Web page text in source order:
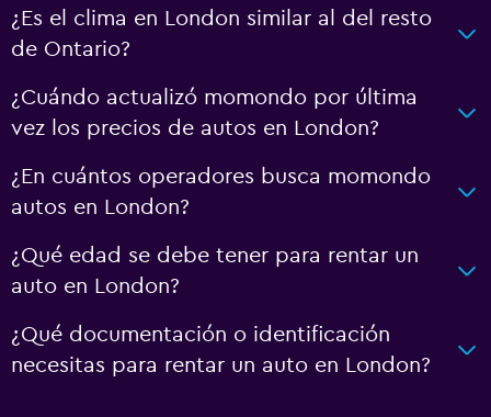
¿Es el clima en London similar al del resto
de Ontario?
¿Cuándo actualizó momondo por última
vez los precios de autos en London?
¿En cuántos operadores busca momondo
autos en London?
¿Qué edad se debe tener para rentar un
auto en London?
¿Qué documentación o identificación
necesitas para rentar un auto en London?